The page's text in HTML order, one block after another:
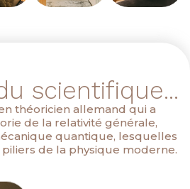
scientifique...
théoricien allemand qui a
de la relativité générale,
quantique, lesquelles
de la physique moderne.